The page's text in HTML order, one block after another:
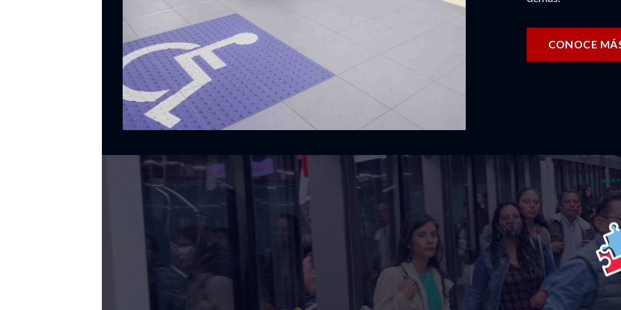
CONOCE